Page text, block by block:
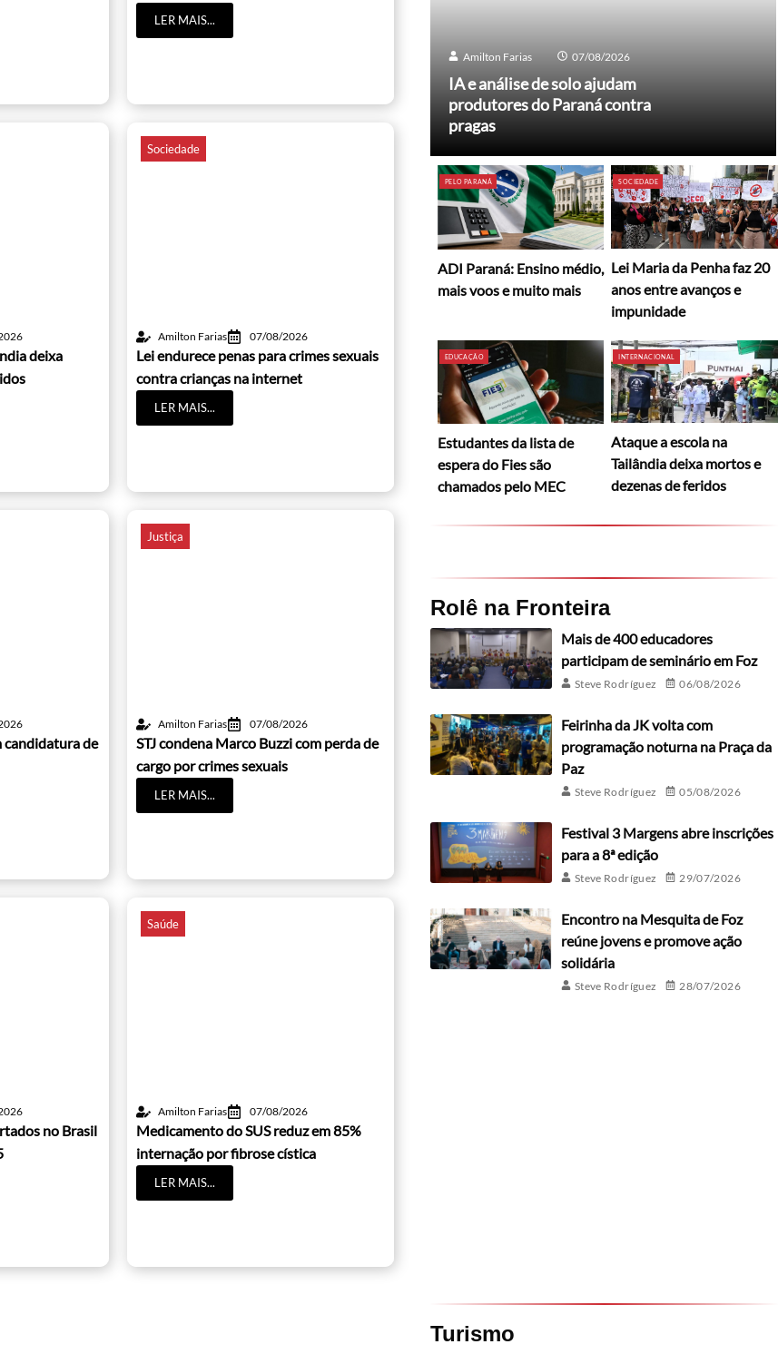
LER MAIS...
deixa
Sociedade
Amilton Farias 07/08/2026
Lei endurece penas para crimes sexuais
contra crianças na internet
LER MAIS...
candidatura de
Justiça
Amilton Farias 07/08/2026
STJ condena Marco Buzzi com perda de
cargo por crimes sexuais
LER MAIS...
no Brasil
Saúde
Amilton Farias 07/08/2026
Medicamento do SUS reduz em 85%
internação por fibrose cística
LER MAIS...
Amilton Farias 07/08/2026
IA e análise de solo ajudam
produtores do Paraná contra
pragas
PELO PARANÁ
ADI Paraná: Ensino médio,
mais voos e muito mais
SOCIEDADE
Lei Maria da Penha faz 20
anos entre avanços e
impunidade
EDUCAÇÃO
Estudantes da lista de
espera do Fies são
chamados pelo MEC
INTERNACIONAL
Ataque a escola na
Tailândia deixa mortos e
dezenas de feridos
Rolê na Fronteira
Mais de 400 educadores
participam de seminário em Foz
Steve Rodríguez 06/08/2026
Feirinha da JK volta com
programação noturna na Praça da
Paz
Steve Rodríguez 05/08/2026
Festival 3 Margens abre inscrições
para a 8ª edição
Steve Rodríguez 29/07/2026
Encontro na Mesquita de Foz
reúne jovens e promove ação
solidária
Steve Rodríguez 28/07/2026
Turismo